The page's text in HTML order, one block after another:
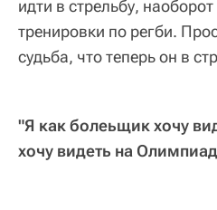
идти в стрельбу,
тренировки по регби.
судьба, что теперь он в
"Я как болеьщик хочу
хочу видеть на